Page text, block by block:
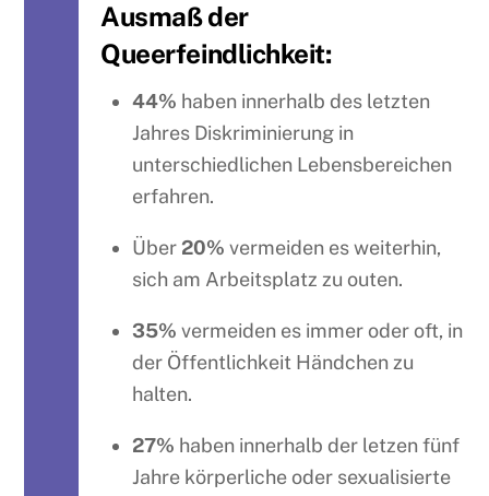
Ausmaß der
Queerfeindlichkeit:
44% haben innerhalb des letzten
Jahres Diskriminierung in
unterschiedlichen Lebensbereichen
erfahren.
Über 20% vermeiden es weiterhin,
sich am Arbeitsplatz zu outen.
35% vermeiden es immer oder oft, in
der Öffentlichkeit Händchen zu
halten.
27% haben innerhalb der letzen fünf
Jahre körperliche oder sexualisierte